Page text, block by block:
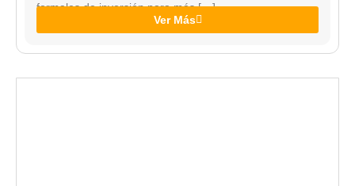
formales de inversión para más […]
Ver Más